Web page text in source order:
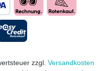
zzgl. Versandkosten